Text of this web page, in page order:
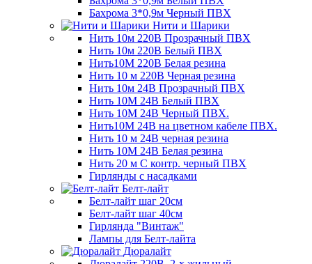
Бахрома 3*0,9м Черный ПВХ
Нити и Шарики
Нить 10м 220В Прозрачный ПВХ
Нить 10м 220В Белый ПВХ
Нить10М 220В Белая резина
Нить 10 м 220В Черная резина
Нить 10м 24В Прозрачный ПВХ
Нить 10М 24В Белый ПВХ
Нить 10М 24В Черный ПВХ.
Нить10М 24В на цветном кабеле ПВХ.
Нить 10 м 24В черная резина
Нить 10М 24В Белая резина
Нить 20 м С контр. черный ПВХ
Гирлянды с насадками
Белт-лайт
Белт-лайт шаг 20см
Белт-лайт шаг 40см
Гирлянда "Винтаж"
Лампы для Белт-лайта
Дюралайт